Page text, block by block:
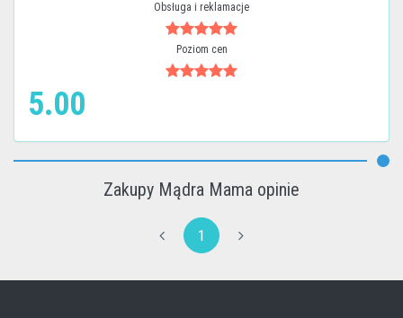
Obsługa i reklamacje
Poziom cen
5.00
Zakupy Mądra Mama opinie
1